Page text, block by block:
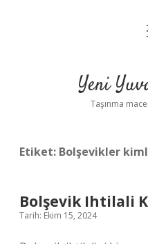
Yeni
Taşınma
Etiket: Bolşevikler
Bolşevik Ihtilali
Tarih: Ekim 15, 2024